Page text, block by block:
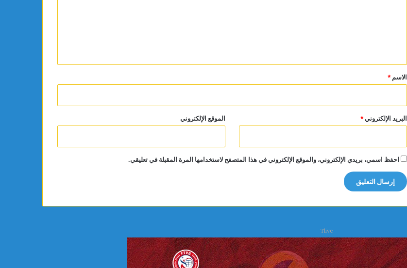
*
الاسم *
البريد الإلكتروني* الموقع الإلكتروني
احفظ اسمي، بريدي الإلكتروني، والموقع الإلكتروني في هذا المتصفح لاستخدامها المرة المقبلة في تعليقي.
Tlive